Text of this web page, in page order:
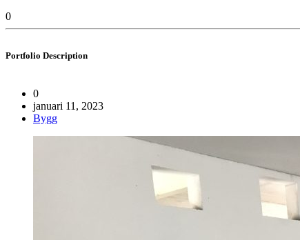
0
Portfolio Description
0
januari 11, 2023
Bygg